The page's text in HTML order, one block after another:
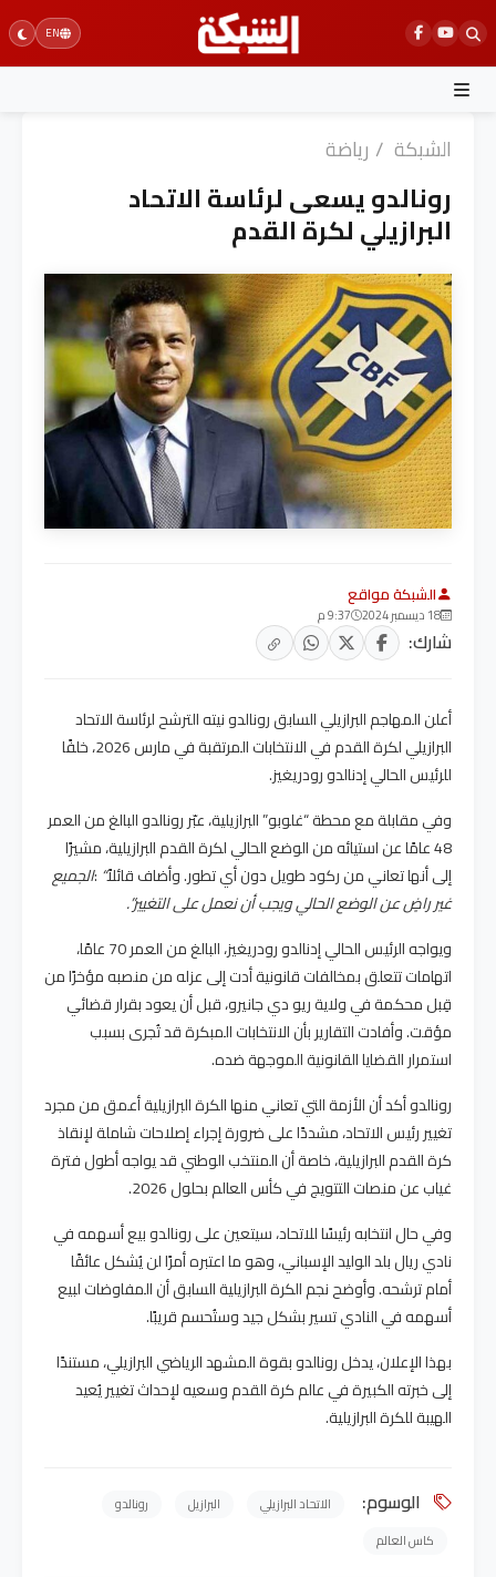
Skip
to
content
EN
الشبكة / رياضة
رونالدو يسعى لرئاسة الاتحاد
البرازيلي لكرة القدم
الشبكة مواقع
18 ديسمبر 2024 9:37 م
شارك:
أعلن المهاجم البرازيلي السابق رونالدو نيته الترشح لرئاسة الاتحاد
البرازيلي لكرة القدم في الانتخابات المرتقبة في مارس 2026، خلفًا
للرئيس الحالي إدنالدو رودريغيز.
وفي مقابلة مع محطة “غلوبو” البرازيلية، عبّر رونالدو البالغ من العمر
48 عامًا عن استيائه من الوضع الحالي لكرة القدم البرازيلية، مشيرًا
إلى أنها تعاني من ركود طويل دون أي تطور. وأضاف قائلاً : “ الجميع
غير راضٍ عن الوضع الحالي ويجب أن نعمل على التغيير.”
ويواجه الرئيس الحالي إدنالدو رودريغيز، البالغ من العمر 70 عامًا،
اتهامات تتعلق بمخالفات قانونية أدت إلى عزله من منصبه مؤخرًا من
قِبل محكمة في ولاية ريو دي جانيرو، قبل أن يعود بقرار قضائي
مؤقت. وأفادت التقارير بأن الانتخابات المبكرة قد تُجرى بسبب
استمرار القضايا القانونية الموجهة ضده.
رونالدو أكد أن الأزمة التي تعاني منها الكرة البرازيلية أعمق من مجرد
تغيير رئيس الاتحاد، مشددًا على ضرورة إجراء إصلاحات شاملة لإنقاذ
كرة القدم البرازيلية، خاصة أن المنتخب الوطني قد يواجه أطول فترة
غياب عن منصات التتويج في كأس العالم بحلول 2026
.
وفي حال انتخابه رئيسًا للاتحاد، سيتعين على رونالدو بيع أسهمه في
نادي ريال بلد الوليد الإسباني، وهو ما اعتبره أمرًا لن يُشكل عائقًا
أمام ترشحه. وأوضح نجم الكرة البرازيلية السابق أن المفاوضات لبيع
أسهمه في النادي تسير بشكل جيد وستُحسم قريبًا.
بهذا الإعلان، يدخل رونالدو بقوة المشهد الرياضي البرازيلي، مستندًا
إلى خبرته الكبيرة في عالم كرة القدم وسعيه لإحداث تغيير يُعيد
الهيبة للكرة البرازيلية.
الوسوم: الاتحاد البرازيلي البرازيل
رونالدو
كاس العالم